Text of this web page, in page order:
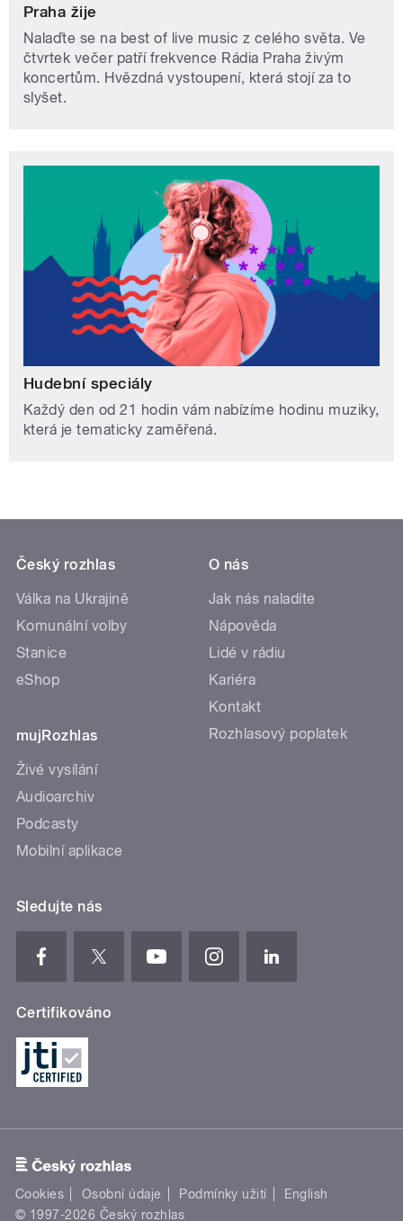
Praha žije
Nalaďte se na best of live music z celého světa. Ve
čtvrtek večer patří frekvence Rádia Praha živým
koncertům. Hvězdná vystoupení, která stojí za to
slyšet.
Hudební speciály
Každý den od 21 hodin vám nabízíme hodinu muziky,
která je tematicky zaměřená.
Český rozhlas
Válka na Ukrajině
Komunální volby
Stanice
eShop
mujRozhlas
Živé vysílání
Audioarchiv
Podcasty
Mobilní aplikace
O nás
Jak nás naladíte
Nápověda
Lidé v rádiu
Kariéra
Kontakt
Rozhlasový poplatek
Sledujte nás
Certifikováno
Cookies Osobní údaje Podmínky užití
English
© 1997-2026 Český rozhlas